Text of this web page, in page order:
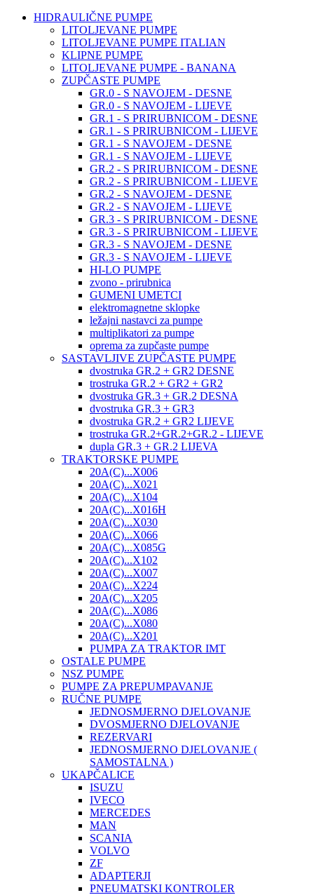
HIDRAULIČNE PUMPE
LITOLJEVANE PUMPE
LITOLJEVANE PUMPE ITALIAN
KLIPNE PUMPE
LITOLJEVANE PUMPE - BANANA
ZUPČASTE PUMPE
GR.0 - S NAVOJEM - DESNE
GR.0 - S NAVOJEM - LIJEVE
GR.1 - S PRIRUBNICOM - DESNE
GR.1 - S PRIRUBNICOM - LIJEVE
GR.1 - S NAVOJEM - DESNE
GR.1 - S NAVOJEM - LIJEVE
GR.2 - S PRIRUBNICOM - DESNE
GR.2 - S PRIRUBNICOM - LIJEVE
GR.2 - S NAVOJEM - DESNE
GR.2 - S NAVOJEM - LIJEVE
GR.3 - S PRIRUBNICOM - DESNE
GR.3 - S PRIRUBNICOM - LIJEVE
GR.3 - S NAVOJEM - DESNE
GR.3 - S NAVOJEM - LIJEVE
HI-LO PUMPE
zvono - prirubnica
GUMENI UMETCI
elektromagnetne sklopke
ležajni nastavci za pumpe
multiplikatori za pumpe
oprema za zupčaste pumpe
SASTAVLJIVE ZUPČASTE PUMPE
dvostruka GR.2 + GR2 DESNE
trostruka GR.2 + GR2 + GR2
dvostruka GR.3 + GR.2 DESNA
dvostruka GR.3 + GR3
dvostruka GR.2 + GR2 LIJEVE
trostruka GR.2+GR.2+GR.2 - LIJEVE
dupla GR.3 + GR.2 LIJEVA
TRAKTORSKE PUMPE
20A(C)...X006
20A(C)...X021
20A(C)...X104
20A(C)...X016H
20A(C)...X030
20A(C)...X066
20A(C)...X085G
20A(C)...X102
20A(C)...X007
20A(C)...X224
20A(C)...X205
20A(C)...X086
20A(C)...X080
20A(C)...X201
PUMPA ZA TRAKTOR IMT
OSTALE PUMPE
NSZ PUMPE
PUMPE ZA PREPUMPAVANJE
RUČNE PUMPE
JEDNOSMJERNO DJELOVANJE
DVOSMJERNO DJELOVANJE
REZERVARI
JEDNOSMJERNO DJELOVANJE (
SAMOSTALNA )
UKAPČALICE
ISUZU
IVECO
MERCEDES
MAN
SCANIA
VOLVO
ZF
ADAPTERJI
PNEUMATSKI KONTROLER